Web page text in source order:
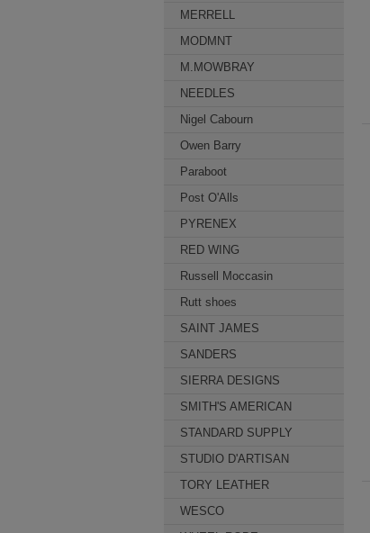
MERRELL
MODMNT
M.MOWBRAY
NEEDLES
Nigel Cabourn
Owen Barry
Paraboot
Post O'Alls
PYRENEX
RED WING
Russell Moccasin
Rutt shoes
SAINT JAMES
SANDERS
SIERRA DESIGNS
SMITH'S AMERICAN
STANDARD SUPPLY
STUDIO D'ARTISAN
TORY LEATHER
WESCO